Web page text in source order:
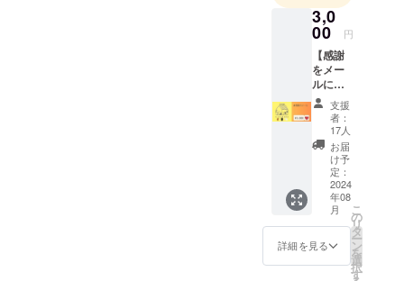
し「加工場
＆コミュニ
ティハウ
ス」づくり
をスター
ト！
3,0
00 円
【感謝
をメー
ルにの
せて
♡】 ▼
リター
ン内容
・感謝
の気持
ちを込
めて
メール
を送り
ます♪ ※
このリ
ターン
支援
者：
17人
お届
け予
定：
2024
年08
月
詳細を見る
こ
の
リ
タ
ー
ン
を
選
択
す